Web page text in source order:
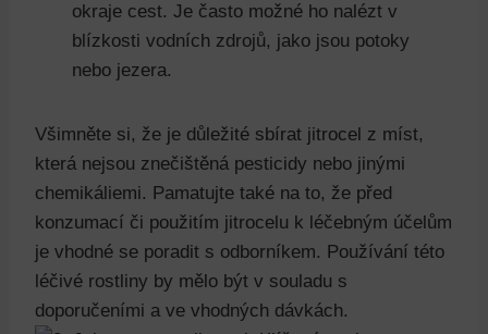
okraje cest. Je často možné ho nalézt v
blízkosti vodních zdrojů, jako jsou potoky
nebo jezera.
Všimněte si, že je důležité sbírat jitrocel z míst,
která nejsou znečištěná pesticidy nebo jinými
chemikáliemi. Pamatujte také na to, že před
konzumací či použitím jitrocelu k léčebným účelům
je vhodné se poradit s odborníkem. Používání této
léčivé rostliny by mělo být v souladu s
doporučeními a ve vhodných dávkách.